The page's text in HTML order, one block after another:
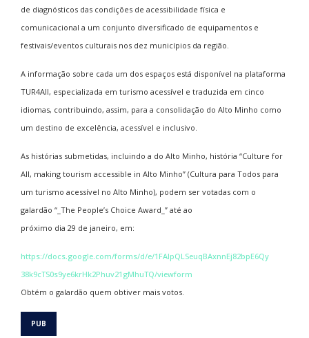
de diagnósticos das condições de acessibilidade física e
comunicacional a um conjunto diversificado de equipamentos e
festivais/eventos culturais nos dez municípios da região.
A informação sobre cada um dos espaços está disponível na plataforma
TUR4All, especializada em turismo acessível e traduzida em cinco
idiomas, contribuindo, assim, para a consolidação do Alto Minho como
um destino de excelência, acessível e inclusivo.
As histórias submetidas, incluindo a do Alto Minho, história “Culture for
All, making tourism accessible in Alto Minho” (Cultura para Todos para
um turismo acessível no Alto Minho), podem ser votadas com o
galardão “_The People’s Choice Award_” até ao
próximo dia 29 de janeiro, em:
https://docs.google.com/forms/d/e/1FAIpQLSeuqBAxnnEj82bpE6Qy
38k9cTS0s9ye6krHk2Phuv21gMhuTQ/viewform
Obtém o galardão quem obtiver mais votos.